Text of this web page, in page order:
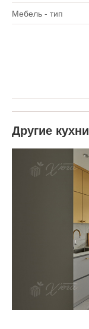
Мебель - тип
Другие кухни